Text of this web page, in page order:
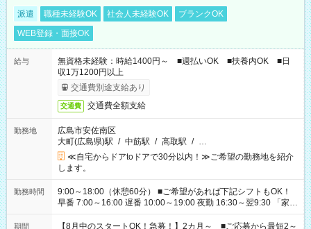
派遣 職種未経験OK 社会人未経験OK
ブランクOK
WEB登録・面接OK
給与
無資格未経験：時給1400円～ ■週払いOK ■扶養内OK ■日
収1万1200円以上
交通費別途支給あり
交通費 交通費全額支給
勤務地
広島市安佐南区
大町(広島県)駅 / 中筋駅 / 高取駅 / …
≪自宅からドアtoドアで30分以内！≫ご希望の勤務地を紹介
します。
勤務時間
9:00～18:00（休憩60分） ■ご希望があれば下記シフトもOK！
早番 7:00～16:00 遅番 10:00～19:00 夜勤 16:30～翌9:30 「家族
と休みを合わせたい」 「余裕を持って夕飯の準備がしたい」
「できれば残業はしたくない」 など、ご希望を教えてください
期間
【8月中のスタートOK！急募！】2カ月～ ■ご応募から最短2～